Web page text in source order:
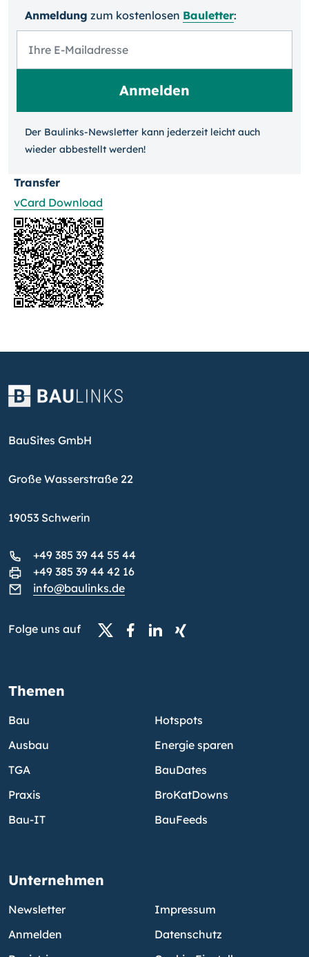
Anmeldung zum kosten­losen Bauletter:
Der Baulinks-Newsletter kann jeder­zeit leicht auch
wieder ab­bestellt werden!
Transfer
vCard Download
BauSites GmbH
Große Wasserstraße 22
19053 Schwerin
+49 385 39 44 55 44
+49 385 39 44 42 16
info@baulinks.de
Folge uns auf
Themen
Bau
Ausbau
TGA
Praxis
Bau-IT
Hotspots
Energie sparen
BauDates
BroKatDowns
BauFeeds
Unternehmen
Newsletter
Anmelden
Impressum
Datenschutz